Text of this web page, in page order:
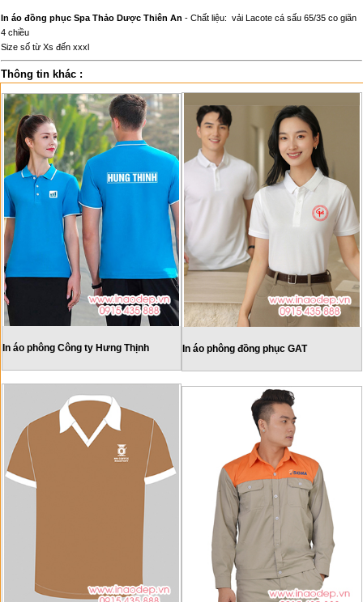
In áo đồng phục Spa Thảo Dược Thiên An - Chất liệu: vải Lacote cá sấu 65/35 co giãn
4 chiều
Size số từ Xs đến xxxl
Thông tin khác :
In áo phông Công ty Hưng Thịnh In áo phông đồng phục GAT